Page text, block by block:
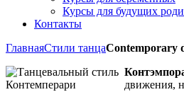
Курсы для будущих
Контакты
ГлавнаяСтили танцаContemporary
движения,